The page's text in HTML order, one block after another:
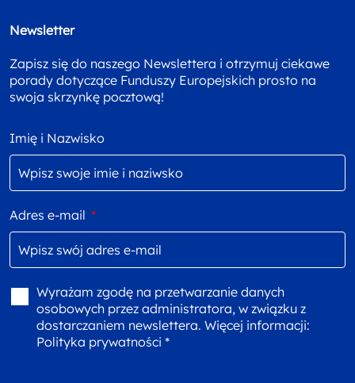
Newsletter
Zapisz się do naszego Newslettera i otrzymuj ciekawe
porady dotyczące Funduszy Europejskich prosto na
swoja skrzynkę pocztową!
Imię i Nazwisko
Adres e-mail *
Wyrażam zgodę na przetwarzanie danych
osobowych przez administratora, w związku z
dostarczaniem newslettera. Więcej informacji:
Polityka prywatności *